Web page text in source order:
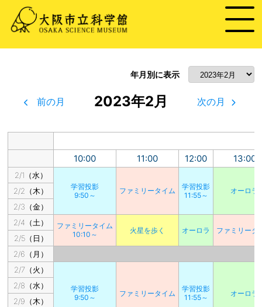
年月別に表示
前の月 2023年2月 次の月
10:00
11:00 12:00 13:00
2/1（水）
学習投影
9:50～
ファミリータイム
学習投影
11:55～
オーロラ
2/2（木）
2/3（金）
2/4（土）
ファミリータイム
10:10～
火星を歩く オーロラ ファミリータ
2/5（日）
2/6（月）
2/7（火）
学習投影
9:50～
ファミリータイム
学習投影
11:55～
オーロラ
2/8（水）
2/9（木）